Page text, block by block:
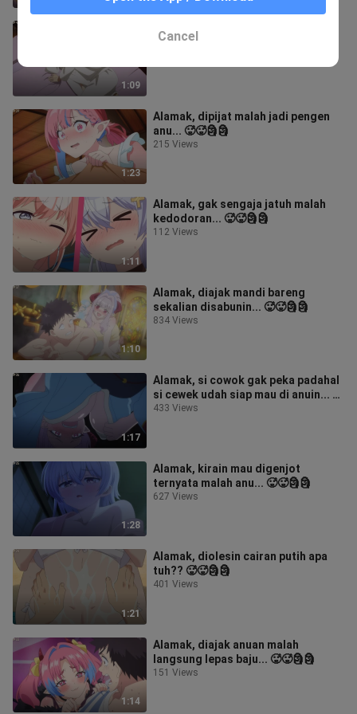
1:09
ternyata cuman mimpi... 🥵🥵🗿🗿
1:23
Alamak, dipijat malah jadi pengen
anu... 🥵🥵🗿🗿
215 Views
1:11
Alamak, gak sengaja jatuh malah
kedodoran... 🥵🥵🗿🗿
112 Views
1:10
Alamak, diajak mandi bareng
sekalian disabunin... 🥵🥵🗿🗿
834 Views
1:17
Alamak, si cowok gak peka padahal
si cewek udah siap mau di anuin... 🥵
🥵🗿🗿
433 Views
1:28
Alamak, kirain mau digenjot
ternyata malah anu... 🥵🥵🗿🗿
627 Views
1:21
Alamak, diolesin cairan putih apa
tuh?? 🥵🥵🗿🗿
401 Views
1:14
Alamak, diajak anuan malah
langsung lepas baju... 🥵🥵🗿🗿
151 Views
Cancel